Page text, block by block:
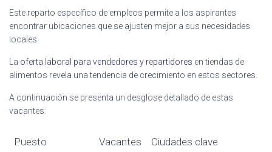
Este reparto específico de empleos permite a los aspirantes
encontrar ubicaciones que se ajusten mejor a sus necesidades
locales.
La oferta laboral para vendedores y repartidores en tiendas de
alimentos revela una tendencia de crecimiento en estos sectores.
A continuación se presenta un desglose detallado de estas
vacantes:
Puesto Vacantes Ciudades clave